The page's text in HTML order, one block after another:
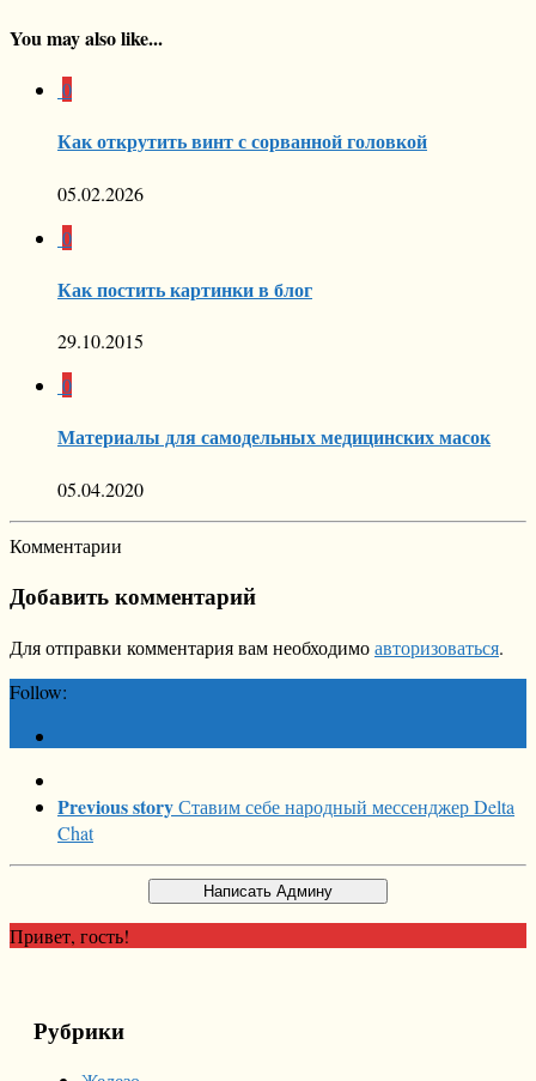
You may also like...
0
Как открутить винт с сорванной головкой
05.02.2026
0
Как постить картинки в блог
29.10.2015
0
Материалы для самодельных медицинских масок
05.04.2020
Комментарии
Добавить комментарий
Для отправки комментария вам необходимоавторизоваться.
Follow:
Previous storyСтавим себе народный мессенджер Delta
Chat
Привет, гость!
Рубрики